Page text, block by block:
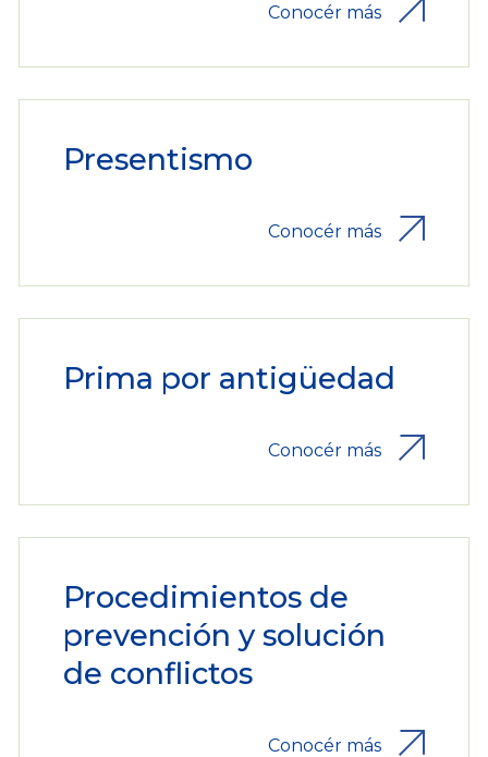
Conocér más
Presentismo
Conocér más
Prima por antigüedad
Conocér más
Procedimientos de
prevención y solución
de conflictos
Conocér más